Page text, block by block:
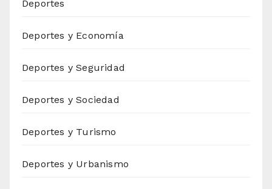
Deportes
Deportes y Economía
Deportes y Seguridad
Deportes y Sociedad
Deportes y Turismo
Deportes y Urbanismo